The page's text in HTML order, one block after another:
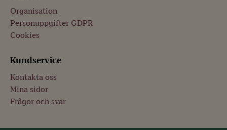
Organisation
Personuppgifter GDPR
Cookies
Kundservice
Kontakta oss
Mina sidor
Frågor och svar